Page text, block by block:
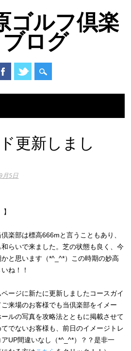
ゴルフ倶楽
ログ
更新しまし
月5日
楽部は標高666mと言うこともあり、
らいで来ました。芝の状態も良く、今
と思います（*^_^*）この時期の妙高
ね！！
ージに新たに更新しましたコースガイ
来場のお客様でも当倶楽部をイメー
ルの写真を攻略法とともに掲載させて
でないお客様も、前日のイメージトレ
UP間違いなし（*^_^*）？？是非一